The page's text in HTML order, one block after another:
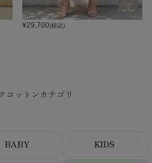
¥29,700(税込)
コットンカテゴリ
BABY KIDS